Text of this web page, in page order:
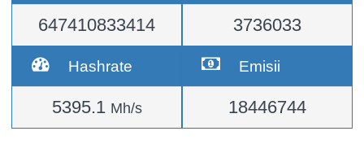
647410833414 3736033
Hashrate
5395.1 Mh/s
Emisii
18446744